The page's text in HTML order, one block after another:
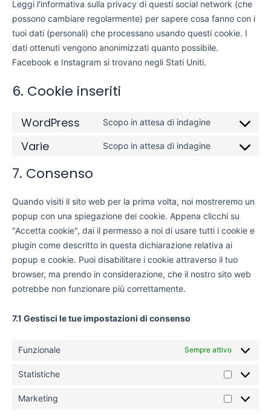
Leggi l'informativa sulla privacy di questi social network (che
possono cambiare regolarmente) per sapere cosa fanno con i
tuoi dati (personali) che processano usando questi cookie. I
dati ottenuti vengono anonimizzati quanto possibile.
Facebook e Instagram si trovano negli Stati Uniti.
6. Cookie inseriti
WordPress Scopo in attesa di indagine
Varie Scopo in attesa di indagine
7. Consenso
Quando visiti il sito web per la prima volta, noi mostreremo un
popup con una spiegazione dei cookie. Appena clicchi su
"Accetta cookie", dai il permesso a noi di usare tutti i cookie e
plugin come descritto in questa dichiarazione relativa ai
popup e cookie. Puoi disabilitare i cookie attraverso il tuo
browser, ma prendo in considerazione, che il nostro sito web
potrebbe non funzionare più correttamente.
7.1 Gestisci le tue impostazioni di consenso
Funzionale Sempre attivo
Statistiche
Marketing